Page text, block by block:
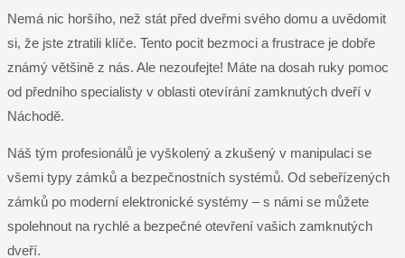
Nemá nic horšího, než stát před dveřmi svého domu a uvědomit
si, že jste ztratili klíče. Tento pocit bezmoci a frustrace je dobře
známý většině z nás. Ale nezoufejte! Máte na dosah ruky pomoc
od předního specialisty v oblasti otevírání zamknutých dveří v
Náchodě.
Náš tým profesionálů je vyškolený a zkušený v manipulaci se
všemi typy zámků a bezpečnostních systémů. Od sebeřízených
zámků po moderní elektronické systémy – s námi se můžete
spolehnout na rychlé a bezpečné otevření vašich zamknutých
dveří.